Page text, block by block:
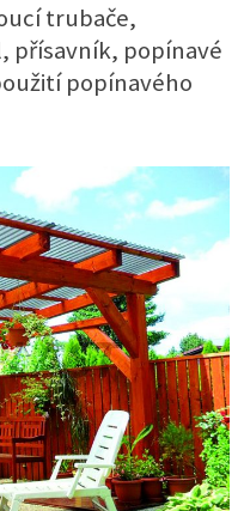
trubače,
přísavník, popínavé
popínavého